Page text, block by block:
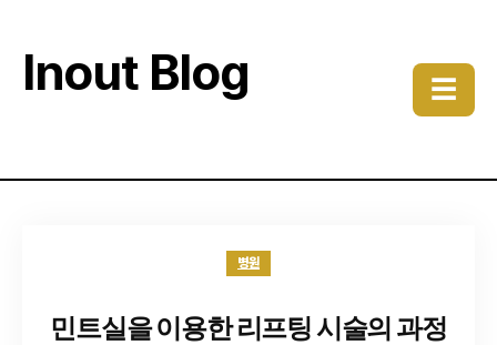
Inout Blog ☰
병원
민트실을 이용한 리프팅 시술의 과정